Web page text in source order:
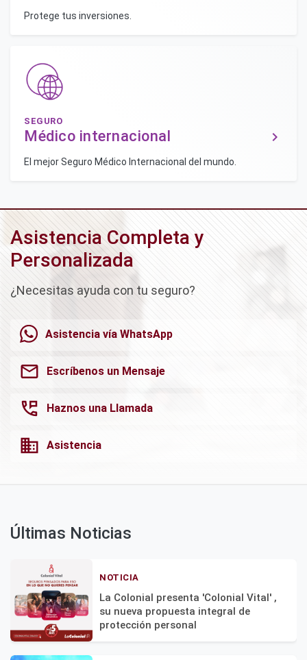
Protege tus inversiones.
SEGURO
Médico internacional keyboard_arrow_right
El mejor Seguro Médico Internacional del mundo.
Asistencia Completa y
Personalizada
¿Necesitas ayuda con tu seguro?
Asistencia vía WhatsApp
mail Escríbenos un Mensaje
perm_phone_msg Haznos una Llamada
domain Asistencia
Últimas Noticias
NOTICIA
La Colonial presenta 'Colonial Vital' ,
su nueva propuesta integral de
protección personal